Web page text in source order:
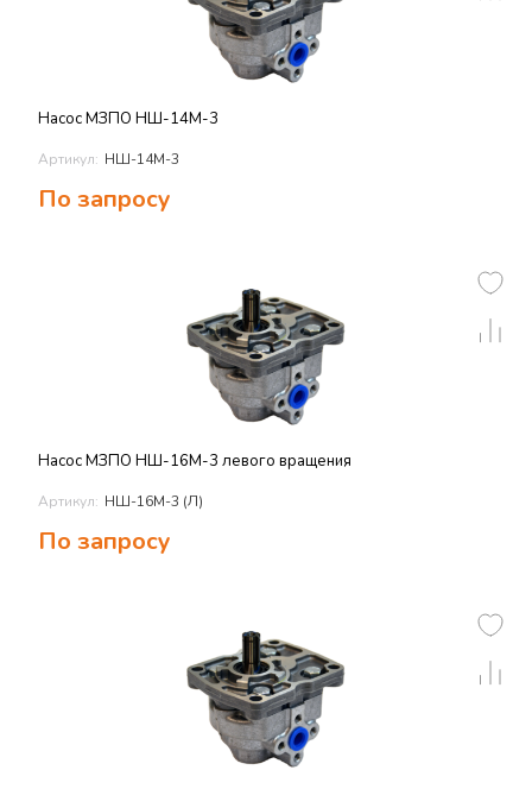
Насос МЗПО НШ-14М-3
Артикул: НШ-14М-3
По запросу
Насос МЗПО НШ-16М-3 левого вращения
Артикул: НШ-16М-3 (Л)
По запросу